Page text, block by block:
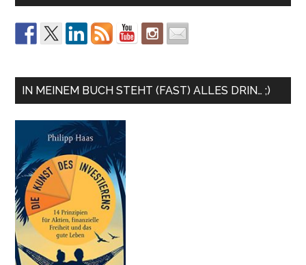
IN MEINEM BUCH STEHT (FAST) ALLES DRIN… ;)